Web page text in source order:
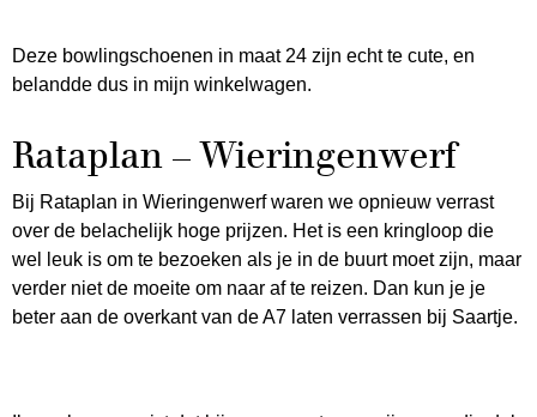
Deze bowlingschoenen in maat 24 zijn echt te cute, en
belandde dus in mijn winkelwagen.
Rataplan – Wieringenwerf
Bij Rataplan in Wieringenwerf waren we opnieuw verrast
over de belachelijk hoge prijzen. Het is een kringloop die
wel leuk is om te bezoeken als je in de buurt moet zijn, maar
verder niet de moeite om naar af te reizen. Dan kun je je
beter aan de overkant van de A7 laten verrassen bij Saartje.